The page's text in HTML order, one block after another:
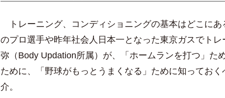
トレーニング、コンディショニングの基本はどこにあ
のプロ選手や昨年社会人日本一となった東京ガスでトレ
弥（Body Updation所属）が、「ホームランを打つ」た
ために、「野球がもっとうまくなる」ために知ってお
介。